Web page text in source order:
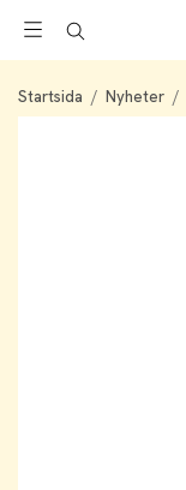
Startsida / Nyheter /